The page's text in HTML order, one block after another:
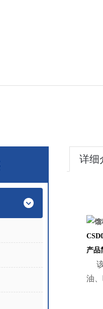
详细
产品
油